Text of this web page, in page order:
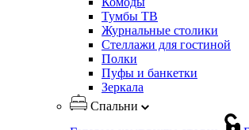
Тумбы ТВ
Журнальные столики
Стеллажи для гостиной
Полки
Пуфы и банкетки
Зеркала
Спальни